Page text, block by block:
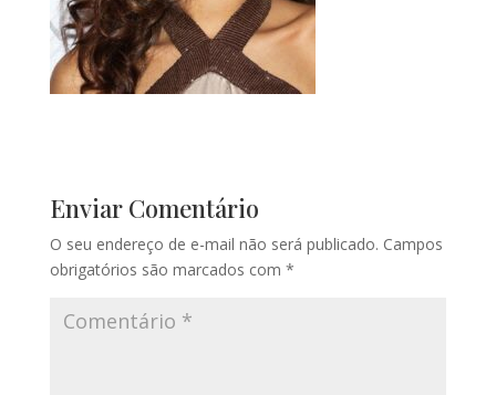
Enviar Comentário
O seu endereço de e-mail não será publicado. Campos
obrigatórios são marcados com *